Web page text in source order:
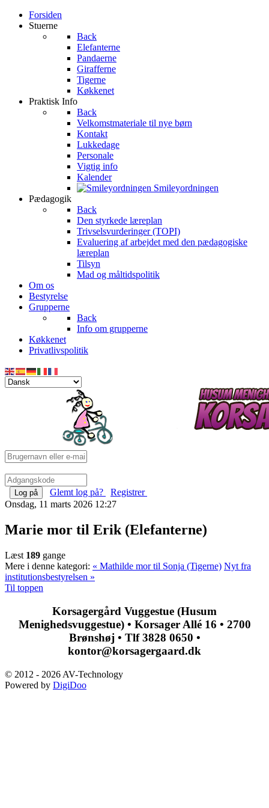
Forsiden
Stuerne
Back
Elefanterne
Pandaerne
Girafferne
Tigerne
Køkkenet
Praktisk Info
Back
Velkomstmateriale til nye børn
Kontakt
Lukkedage
Personale
Vigtig info
Kalender
Smileyordningen
Pædagogik
Back
Den styrkede læreplan
Trivselsvurderinger (TOPI)
Evaluering af arbejdet med den pædagogiske
læreplan
Tilsyn
Mad og måltidspolitik
Om os
Bestyrelse
Grupperne
Back
Info om grupperne
Køkkenet
Privatlivspolitik
Log på Glemt log på?
Registrer
Onsdag, 11 marts 2026 12:27
Marie mor til Erik (Elefanterne)
Læst 189 gange
Mere i denne kategori: « Mathilde mor til Sonja (Tigerne) Nyt fra
institutionsbestyrelsen »
Til toppen
Korsagergård Vuggestue (Husum
Menighedsvuggestue) • Korsager Allé 16 • 2700
Brønshøj • Tlf 3828 0650 •
kontor@korsagergaard.dk
© 2012 - 2026 AV-Technology
Powered by DigiDoo